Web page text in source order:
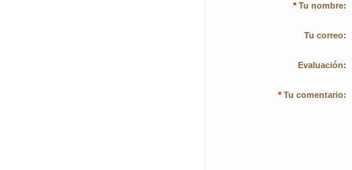
* Tu nombre:
Tu correo:
Evaluación:
* Tu comentario: